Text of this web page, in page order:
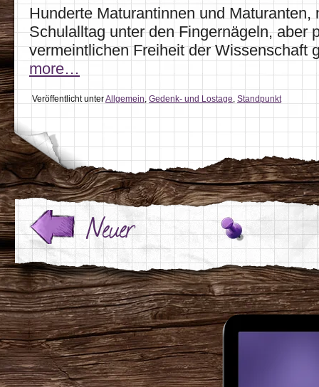
Hunderte Maturantinnen und Maturanten,
Schulalltag unter den Fingernägeln, aber
vermeintlichen Freiheit der Wissenschaft
more…
Veröffentlicht unterAllgemein, Gedenk- und Lostage, Standpunkt
Neuer